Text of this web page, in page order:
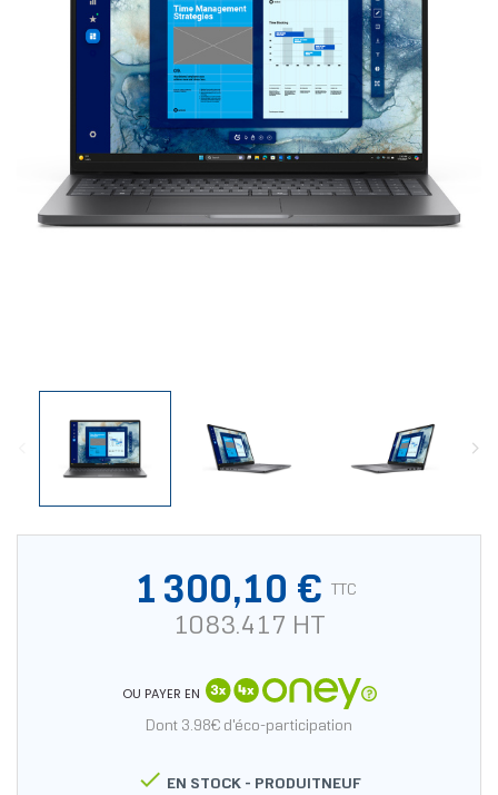
1 300,10 € TTC
1083.417 HT
OU PAYER EN
Dont 3.98€ d'éco-participation
 EN STOCK - PRODUITNEUF